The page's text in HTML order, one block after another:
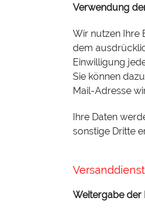
Verwendung
Wir nutzen Ihre
dem
Einwilligung
Sie können
Mail-Adresse
Ihre Daten
sonstige Dritte
Weitergabe der